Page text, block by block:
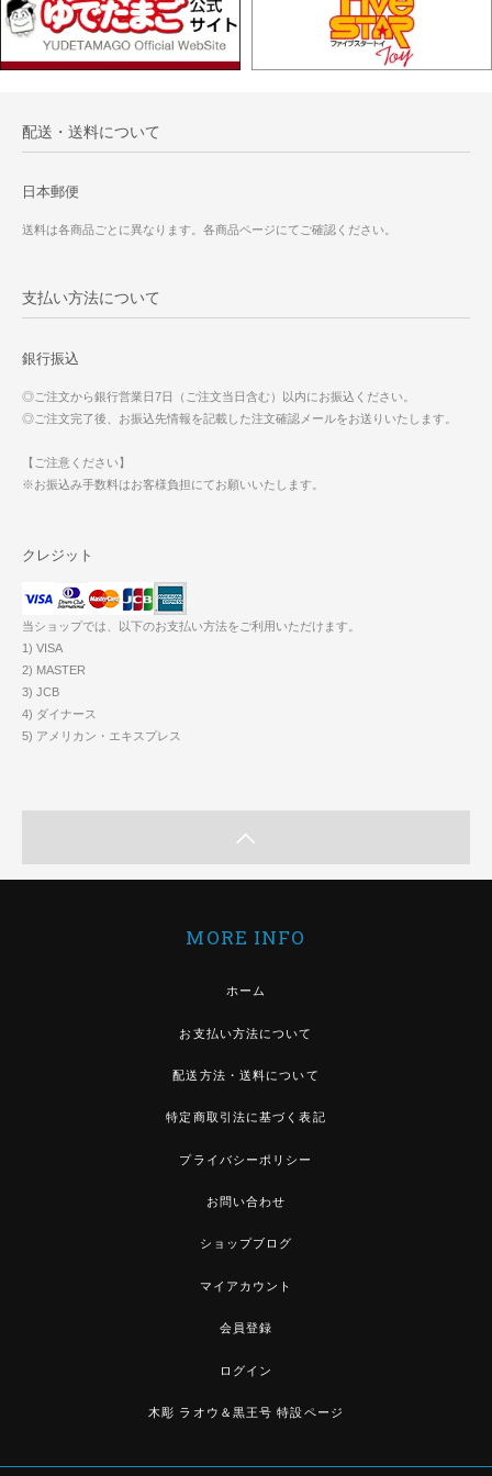
配送・送料について
日本郵便
送料は各商品ごとに異なります。各商品ページにてご確認ください。
支払い方法について
銀行振込
◎ご注文から銀行営業日7日（ご注文当日含む）以内にお振込ください。
◎ご注文完了後、お振込先情報を記載した注文確認メールをお送りいたします。
【ご注意ください】
※お振込み手数料はお客様負担にてお願いいたします。
クレジット
当ショップでは、以下のお支払い方法をご利用いただけます。
1) VISA
2) MASTER
3) JCB
4) ダイナース
5) アメリカン・エキスプレス
MORE INFO
ホーム
お支払い方法について
配送方法・送料について
特定商取引法に基づく表記
プライバシーポリシー
お問い合わせ
ショップブログ
マイアカウント
会員登録
ログイン
木彫 ラオウ＆黒王号 特設ページ